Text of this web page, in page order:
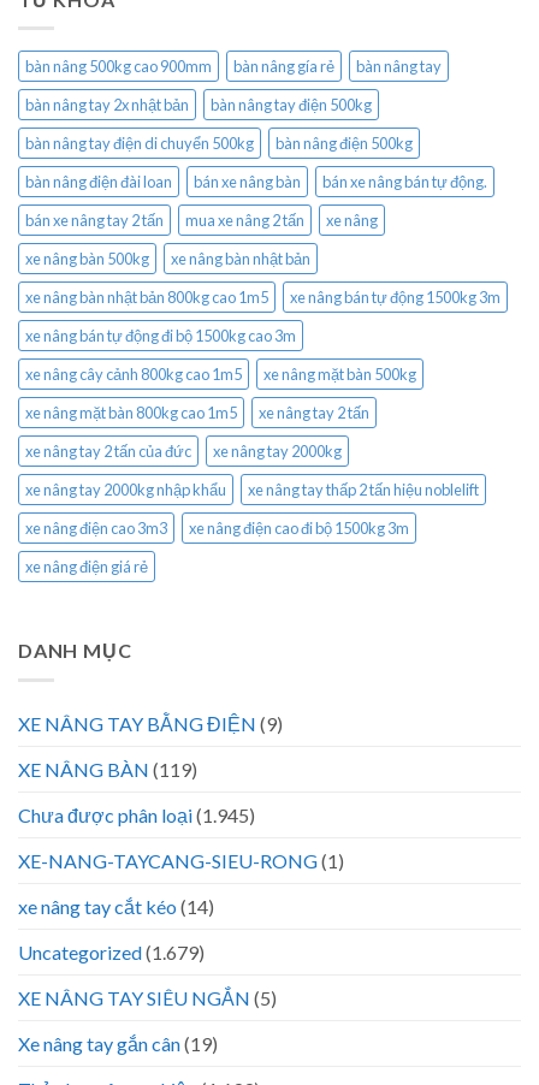
bàn nâng 500kg cao 900mm bàn nâng gía rẻ
bàn nâng tay
bàn nâng tay 2x nhật bản
bàn nâng tay điện 500kg
bàn nâng tay điện di chuyển 500kg
bàn nâng điện 500kg
bàn nâng điện đài loan
bán xe nâng bàn
bán xe nâng bán tự động.
bán xe nâng tay 2 tấn
mua xe nâng 2 tấn
xe nâng
xe nâng bàn 500kg
xe nâng bàn nhật bản
xe nâng bàn nhật bản 800kg cao 1m5
xe nâng bán tự động 1500kg 3m
xe nâng bán tự động đi bộ 1500kg cao 3m
xe nâng cây cảnh 800kg cao 1m5
xe nâng mặt bàn 500kg
xe nâng mặt bàn 800kg cao 1m5
xe nâng tay 2 tấn
xe nâng tay 2 tấn của đức
xe nâng tay 2000kg
xe nâng tay 2000kg nhập khẩu
xe nâng tay thấp 2 tấn hiệu noblelift
xe nâng điện cao 3m3
xe nâng điện cao đi bộ 1500kg 3m
xe nâng điện giá rẻ
DANH MỤC
XE NÂNG TAY BẰNG ĐIỆN (9)
XE NÂNG BÀN (119)
Chưa được phân loại(1.945)
XE-NANG-TAYCANG-SIEU-RONG(1)
xe nâng tay cắt kéo (14)
Uncategorized(1.679)
XE NÂNG TAY SIÊU NGẮN (5)
Xe nâng tay gắn cân(19)